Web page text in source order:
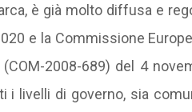
è già molto diffusa e
e la Commissione
2008-689) del 4
i livelli di governo, sia